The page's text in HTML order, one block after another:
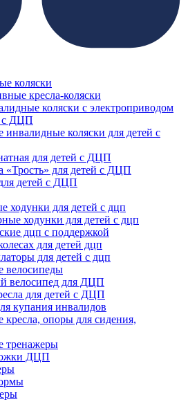
коляски
кресла-коляски
коляски с электроприводом
с ДЦП
инвалидные коляски для детей с
для детей с ДЦП
«Трость» для детей с ДЦП
детей с ДЦП
ходунки для детей с дцп
ходунки для детей с дцп
дцп с поддержкой
для детей дцп
для детей с дцп
велосипеды
велосипед для ДЦП
для детей с ДЦП
купания инвалидов
опоры для сидения,
тренажеры
ДЦП